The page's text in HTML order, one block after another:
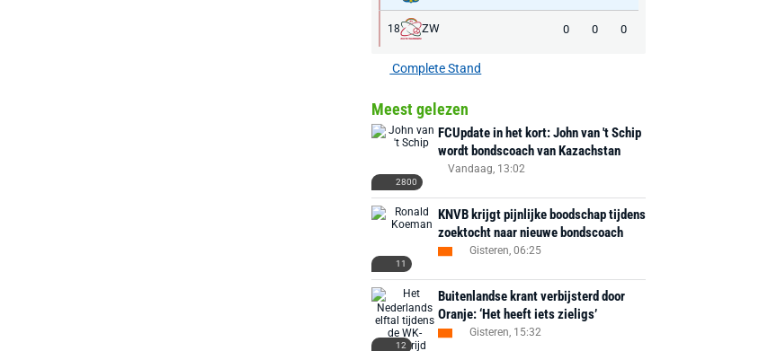
18 ZW 0 0 0
Complete Stand
Meest gelezen
2800
FCUpdate in het kort: John van 't Schip
wordt bondscoach van Kazachstan
Vandaag, 13:02
11
KNVB krijgt pijnlijke boodschap tijdens
zoektocht naar nieuwe bondscoach
Gisteren, 06:25
12
Buitenlandse krant verbijsterd door
Oranje: ‘Het heeft iets zieligs’
Gisteren, 15:32